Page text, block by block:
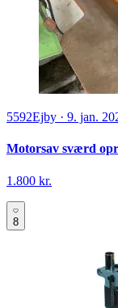
5592Ejby · 9. jan.
Motorsav sværd
1.800 kr.
8